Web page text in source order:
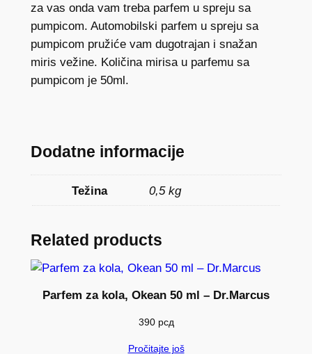
za vas onda vam treba parfem u spreju sa
pumpicom. Automobilski parfem u spreju sa
pumpicom pružiće vam dugotrajan i snažan
miris vežine. Količina mirisa u parfemu sa
pumpicom je 50ml.
Dodatne informacije
Težina 0,5 kg
Related products
Parfem za kola, Okean 50 ml – Dr.Marcus
390 рсд
Pročitajte još